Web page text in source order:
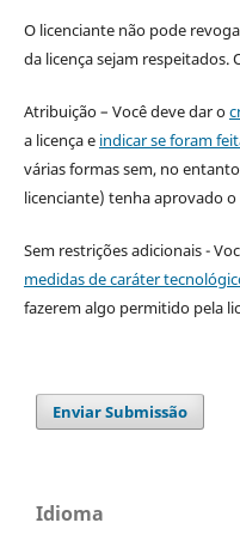
O licenciante não pode
da licença sejam respeitados.
Atribuição – Você deve dar o
a licença e indicar se foram
várias formas sem, no
licenciante) tenha aprovado
Sem restrições adicionais -
medidas de caráter
fazerem algo permitido pela
Enviar Submissão
Idioma